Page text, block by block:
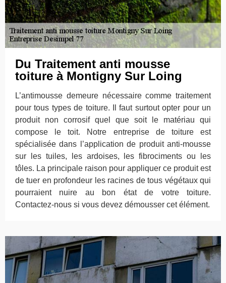
Du Traitement anti mousse
toiture à Montigny Sur Loing
L’antimousse demeure nécessaire comme traitement
pour tous types de toiture. Il faut surtout opter pour un
produit non corrosif quel que soit le matériau qui
compose le toit. Notre entreprise de toiture est
spécialisée dans l’application de produit anti-mousse
sur les tuiles, les ardoises, les fibrociments ou les
tôles. La principale raison pour appliquer ce produit est
de tuer en profondeur les racines de tous végétaux qui
pourraient nuire au bon état de votre toiture.
Contactez-nous si vous devez démousser cet élément.